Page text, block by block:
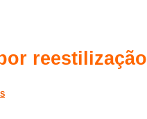
reestilização